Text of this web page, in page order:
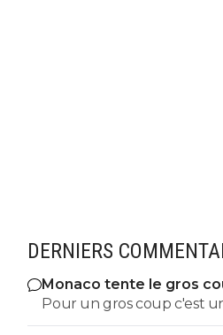
DERNIERS
Monaco tente le gros
Pour un gros coup c'est
mec c'est un Sumotori !